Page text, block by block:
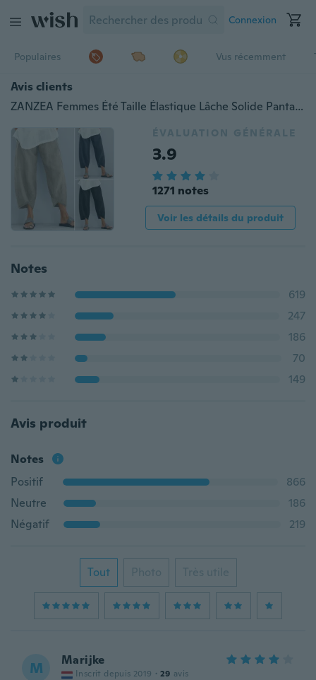
Connexion
Populaires Vus récemment
Avis clients
ZANZEA Femmes Été Taille Élastique Lâche Solide Pantalon Dames Coton Lin Pantalon
ÉVALUATION GÉNÉRALE
3.9
1271 notes
Voir les détails du produit
Notes
619
247
186
70
149
Avis produit
Notes
Positif
866
Neutre
186
Négatif
219
Tout Photo Très utile
M Marijke
Inscrit depuis 2019 · 29 avis